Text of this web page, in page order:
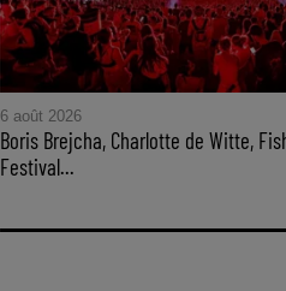
6 août 2026
Boris Brejcha, Charlotte de Witte,
Festival...